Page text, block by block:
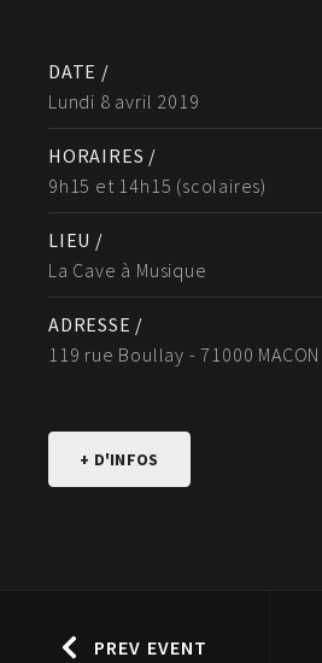
DATE /
Lundi 8 avril 2019
HORAIRES /
9h15 et 14h15 (scolaires)
LIEU /
La Cave à Musique
ADRESSE /
119 rue Boullay - 71000 MACON
+ D'INFOS
PREV EVENT